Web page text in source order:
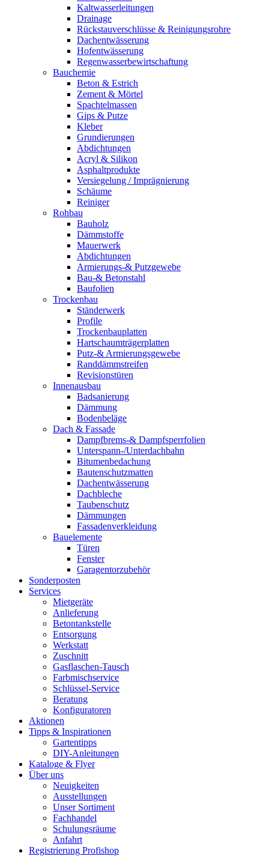
Kaltwasserleitungen
Drainage
Rückstauverschlüsse & Reinigungsrohre
Dachentwässerung
Hofentwässerung
Regenwasserbewirtschaftung
Bauchemie
Beton & Estrich
Zement & Mörtel
Spachtelmassen
Gips & Putze
Kleber
Grundierungen
Abdichtungen
Acryl & Silikon
Asphaltprodukte
Versiegelung / Imprägnierung
Schäume
Reiniger
Rohbau
Bauholz
Dämmstoffe
Mauerwerk
Abdichtungen
Armierungs-& Putzgewebe
Bau-& Betonstahl
Baufolien
Trockenbau
Ständerwerk
Profile
Trockenbauplatten
Hartschaumträgerplatten
Putz-& Armierungsgewebe
Randdämmstreifen
Revisionstüren
Innenausbau
Badsanierung
Dämmung
Bodenbeläge
Dach & Fassade
Dampfbrems-& Dampfsperrfolien
Unterspann-/Unterdachbahn
Bitumenbedachung
Bautenschutzmatten
Dachentwässerung
Dachbleche
Taubenschutz
Dämmungen
Fassadenverkleidung
Bauelemente
Türen
Fenster
Garagentorzubehör
Sonderposten
Services
Mietgeräte
Anlieferung
Betontankstelle
Entsorgung
Werkstatt
Zuschnitt
Gasflaschen-Tausch
Farbmischservice
Schlüssel-Service
Beratung
Konfiguratoren
Aktionen
Tipps & Inspirationen
Gartentipps
DIY-Anleitungen
Kataloge & Flyer
Über uns
Neuigkeiten
Ausstellungen
Unser Sortiment
Fachhandel
Schulungsräume
Anfahrt
Registrierung Profishop